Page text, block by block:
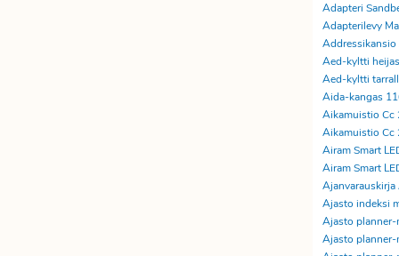
Adapteri
Adapterilevy
Aed-kyltti
Aed-kyltti
Aida-kangas
Aikamuistio Cc
Aikamuistio Cc
Airam Smart
Airam Smart
Ajasto indeksi
Ajasto
Ajasto planner-